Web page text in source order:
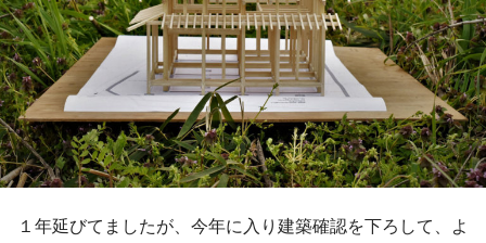
１年延びてましたが、今年に入り建築確認を下ろして、よ